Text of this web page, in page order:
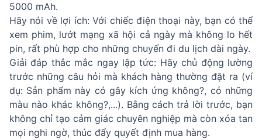
5000 mAh.
Hãy nói về lợi ích: Với chiếc điện thoại này, bạn có thể
xem phim, lướt mạng xã hội cả ngày mà không lo hết
pin, rất phù hợp cho những chuyến đi du lịch dài ngày.
Giải đáp thắc mắc ngay lập tức: Hãy chủ động lường
trước những câu hỏi mà khách hàng thường đặt ra (ví
dụ: Sản phẩm này có gây kích ứng không?, có những
màu nào khác không?,...). Bằng cách trả lời trước, bạn
không chỉ tạo cảm giác chuyên nghiệp mà còn xóa tan
mọi nghi ngờ, thúc đẩy quyết định mua hàng.